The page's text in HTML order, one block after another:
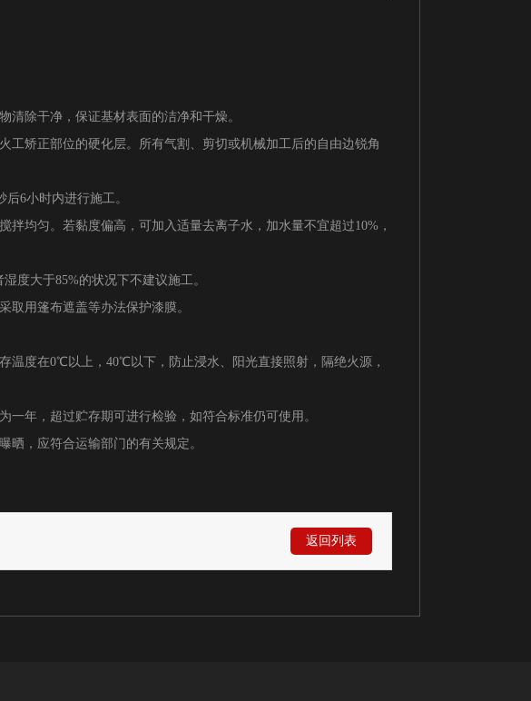
清除干净，保证基材表面的洁净和干燥。
工矫正部位的硬化层。所有气割、剪切或机械加工后的自由边锐角
6小时内进行施工。
拌均匀。若黏度偏高，可加入适量去离子水，加水量不宜超过10%，
度大于85%的状况下不建议施工。
取用篷布遮盖等办法保护漆膜。
温度在0℃以上，40℃以下，防止浸水、阳光直接照射，隔绝火源，
一年，超过贮存期可进行检验，如符合标准仍可使用。
晒，应符合运输部门的有关规定。
返回列表